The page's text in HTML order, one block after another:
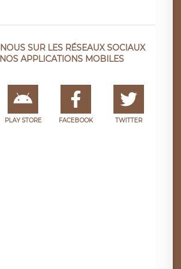
SUR LES RÉSEAUX SOCIAUX
APPLICATIONS MOBILES
PLAY STORE FACEBOOK TWITTER